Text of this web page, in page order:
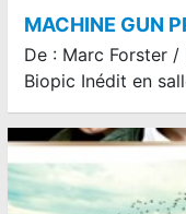
MACHINE GUN
De : Marc Forster /
Biopic Inédit en